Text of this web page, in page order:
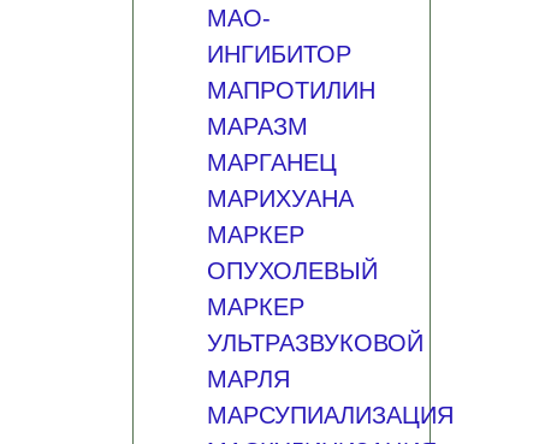
МАО-
ИНГИБИТОР
МАПРОТИЛИН
МАРАЗМ
МАРГАНЕЦ
МАРИХУАНА
МАРКЕР
ОПУХОЛЕВЫЙ
МАРКЕР
УЛЬТРАЗВУКОВОЙ
МАРЛЯ
МАРСУПИАЛИЗАЦИЯ